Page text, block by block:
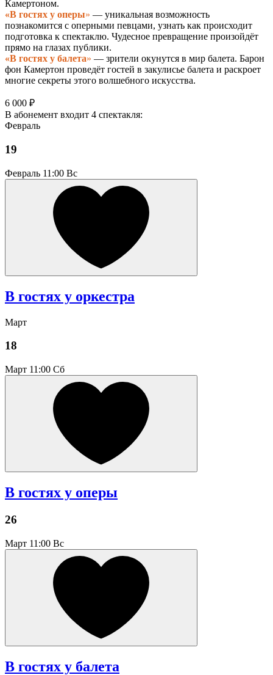
Камертоном.
«В гостях у оперы» — уникальная возможность
познакомится с оперными певцами, узнать как происходит
подготовка к спектаклю. Чудесное превращение произойдёт
прямо на глазах публики.
«В гостях у балета» — зрители окунутся в мир балета. Барон
фон Камертон проведёт гостей в закулисье балета и раскроет
многие секреты этого волшебного искусства.
6 000 ₽
В абонемент входит 4 спектакля:
Февраль
19
Февраль 11:00 Вс
В гостях у оркестра
Март
18
Март 11:00 Сб
В гостях у оперы
26
Март 11:00 Вс
В гостях у балета